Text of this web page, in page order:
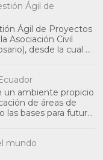
Ágil de
Ágil de Proyectos
Asociación Civil
desde la cual ha
un ambiente propicio
de áreas de
bases para futuras
mundo